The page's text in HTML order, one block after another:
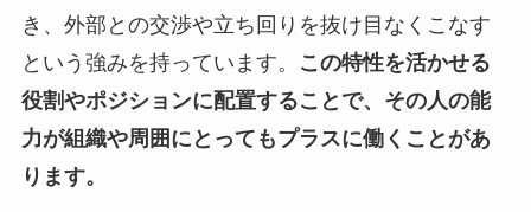
き、外部との交渉や立ち回りを抜け目なくこなす
という強みを持っています。
この特性を活かせる
役割やポジションに配置することで、その人の能
力が組織や周囲にとってもプラスに働くことがあ
ります。